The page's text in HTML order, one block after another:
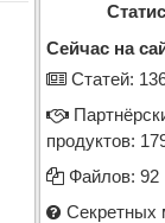
Сейчас на
Cтатей:
продуктов:
Файлов: 92
Секретных